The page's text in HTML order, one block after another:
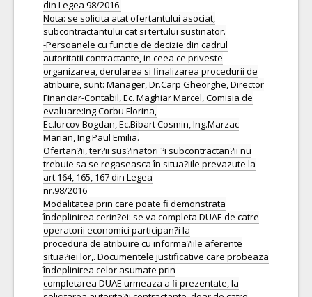
din Legea 98/2016.
Nota: se solicita atat ofertantului asociat,
subcontractantului cat si tertului sustinator.
-Persoanele cu functie de decizie din cadrul
autoritatii contractante, in ceea ce priveste
organizarea, derularea si finalizarea procedurii de
atribuire, sunt: Manager, Dr.Carp Gheorghe, Director
Financiar-Contabil, Ec. Maghiar Marcel, Comisia de
evaluare:Ing.Corbu Florina,
Ec.Iurcov Bogdan, Ec.Bibart Cosmin, Ing.Marzac
Marian, Ing.Paul Emilia.
Ofertan?ii, ter?ii sus?inatori ?i subcontractan?ii nu
trebuie sa se regaseasca în situa?iile prevazute la
art.164, 165, 167 din Legea
nr.98/2016
Modalitatea prin care poate fi demonstrata
îndeplinirea cerin?ei: se va completa DUAE de catre
operatorii economici participan?i la
procedura de atribuire cu informa?iile aferente
situa?iei lor,. Documentele justificative care probeaza
îndeplinirea celor asumate prin
completarea DUAE urmeaza a fi prezentate, la